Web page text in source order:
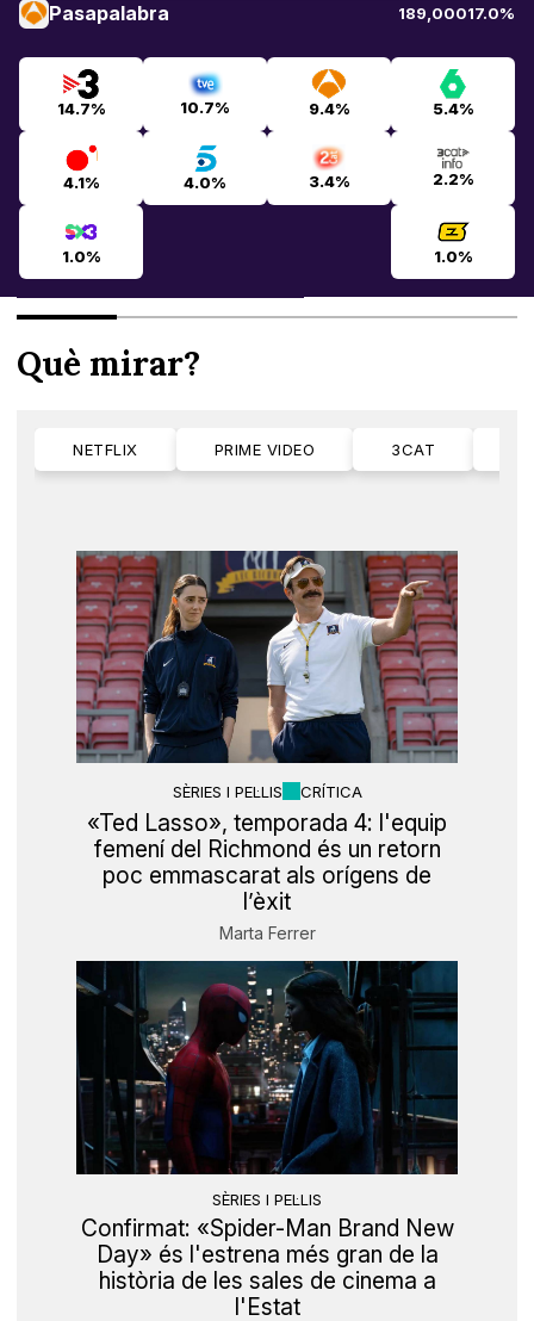
Pasapalabra 189,00017.0%
14.7% 10.7% 9.4% 5.4%
4.1% 4.0% 3.4% 2.2%
1.0% 1.0%
Què mirar?
NETFLIX PRIME VIDEO 3CAT
SÈRIES I PEL·LIS CRÍTICA
«Ted Lasso», temporada 4: l'equip
femení del Richmond és un retorn
poc emmascarat als orígens de
l’èxit
Marta Ferrer
SÈRIES I PEL·LIS
Confirmat: «Spider-Man Brand New
Day» és l'estrena més gran de la
història de les sales de cinema a
l'Estat